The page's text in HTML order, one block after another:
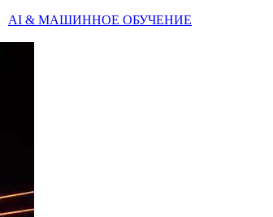
AI & МАШИННОЕ ОБУЧЕНИЕ